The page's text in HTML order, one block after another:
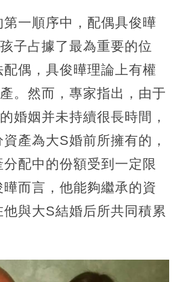
一順序中，配偶具俊曄
子占據了最為重要的位
偶，具俊曄理論上有權
。然而，專家指出，由于
婚姻并未持續很長時間，
資產為大S婚前所擁有的，
配中的份額受到一定限
而言，他能夠繼承的資
與大S結婚后所共同積累